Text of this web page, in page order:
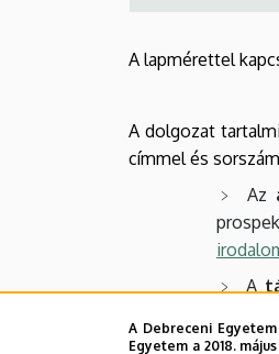
A lapmérettel
A dolgozat
címmel és
Az
A
Az
A Debreceni
Egyetem a 2018.